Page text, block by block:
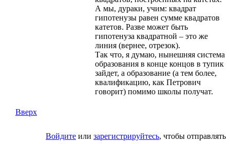
А мы, дураки, учим: квадрат
гипотенузы равен сумме квадратов
катетов. Разве может быть
гипотенуза квадратной – это же
линия (вернее, отрезок).
Так что, я думаю, нынешняя система
образования в конце концов в тупик
зайдет, а образование (а тем более,
квалификацию, как Петрович
говорит) помимо школы получат.
Вверх
Войдите или зарегистрируйтесь, чтобы отправлять